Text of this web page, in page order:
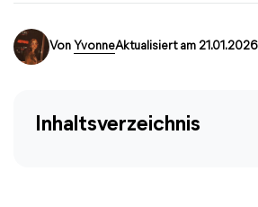
Von YvonneAktualisiert am 21.01.2026
Inhaltsverzeichnis